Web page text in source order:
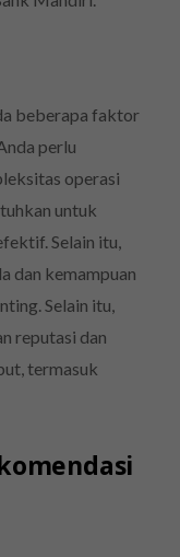
beberapa faktor
perlu
operasi
untuk
Selain itu,
dan kemampuan
Selain itu,
reputasi dan
termasuk